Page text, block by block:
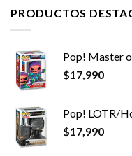
era:
PRODUCTOS
Pop! Master
$17,990
Pop! LOTR/
$17,990